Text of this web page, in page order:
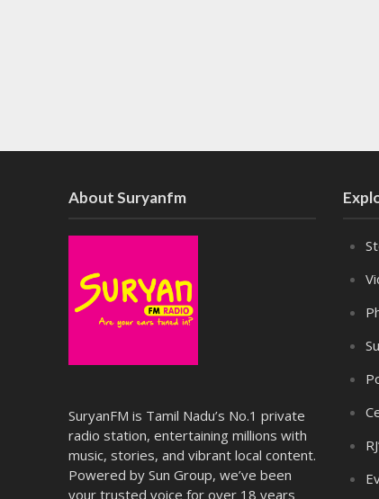
About Suryanfm
SuryanFM is Tamil Nadu’s No.1 private
radio station, entertaining millions with
music, stories, and vibrant local content.
Powered by Sun Group, we’ve been
your trusted voice for over 18 years